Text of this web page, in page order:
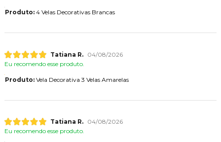
Produto:4 Velas Decorativas Brancas
Tatiana R.
04/08/2026
Eu recomendo esse produto.
Produto:Vela Decorativa 3 Velas Amarelas
Tatiana R.
04/08/2026
Eu recomendo esse produto.